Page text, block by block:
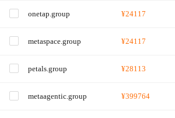
onetap.group ¥24117
metaspace.group ¥24117
petals.group ¥28113
metaagentic.group ¥399764